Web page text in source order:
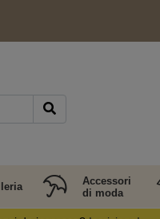
Accessori
di moda